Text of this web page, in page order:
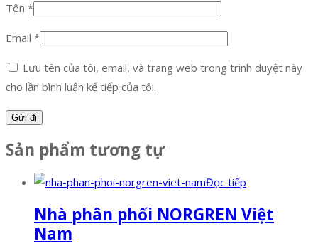
Tên *
Email *
Lưu tên của tôi, email, và trang web trong trình duyệt này
cho lần bình luận kế tiếp của tôi.
Sản phẩm tương tự
Đọc tiếp
Nhà phân phối NORGREN Việt
Nam